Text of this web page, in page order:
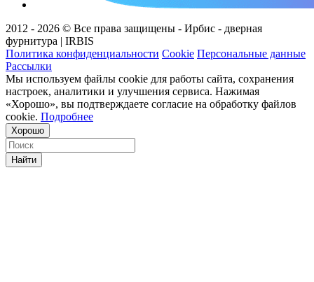
2012 - 2026 © Все права защищены - Ирбис - дверная
фурнитура | IRBIS
Политика конфиденциальности Cookie Персональные данные
Рассылки
Мы используем файлы cookie для работы сайта, сохранения
настроек, аналитики и улучшения сервиса. Нажимая
«Хорошо», вы подтверждаете согласие на обработку файлов
cookie. Подробнее
Хорошо
Найти